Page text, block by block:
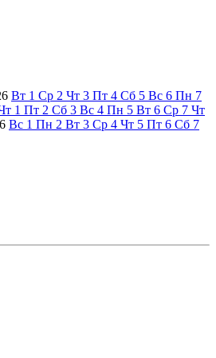
Вт 1 Ср 2 Чт 3 Пт 4 Сб 5 Вс 6 Пн 7
1 Пт 2 Сб 3 Вс 4 Пн 5 Вт 6 Ср 7 Чт
Вс 1 Пн 2 Вт 3 Ср 4 Чт 5 Пт 6 Сб 7